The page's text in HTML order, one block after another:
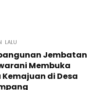
LALU
Jembatan
Membuka
Kemajuan di Desa